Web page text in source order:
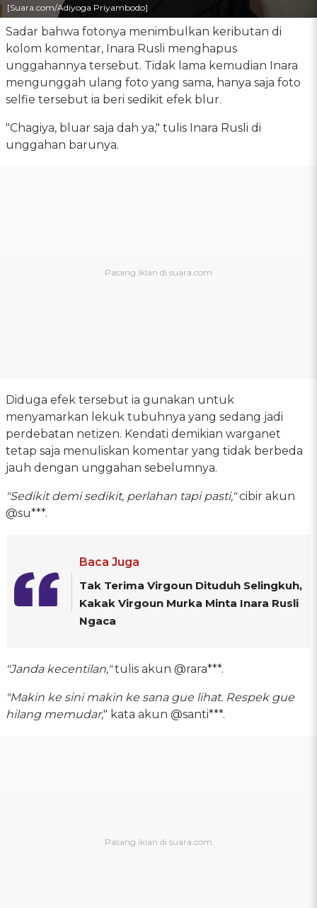
[Suara.com/Adiyoga Priyambodo]
Sadar bahwa fotonya menimbulkan keributan di
kolom komentar, Inara Rusli menghapus
unggahannya tersebut. Tidak lama kemudian Inara
mengunggah ulang foto yang sama, hanya saja foto
selfie tersebut ia beri sedikit efek blur.
"Chagiya, bluar saja dah ya," tulis Inara Rusli di
unggahan barunya.
Diduga efek tersebut ia gunakan untuk
menyamarkan lekuk tubuhnya yang sedang jadi
perdebatan netizen. Kendati demikian warganet
tetap saja menuliskan komentar yang tidak berbeda
jauh dengan unggahan sebelumnya.
"Sedikit demi sedikit, perlahan tapi pasti,"cibir akun
@su***.
Baca Juga
Tak Terima Virgoun Dituduh Selingkuh,
Kakak Virgoun Murka Minta Inara Rusli
Ngaca
"Janda kecentilan,"tulis akun @rara***.
"Makin ke sini makin ke sana gue lihat. Respek gue
hilang memudar," kata akun @santi***.